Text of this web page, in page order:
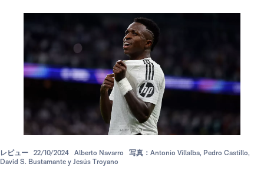
レビュー 22/10/2024 Alberto Navarro
写真：Antonio Villalba, Pedro Castillo,
David S. Bustamante y Jesús Troyano